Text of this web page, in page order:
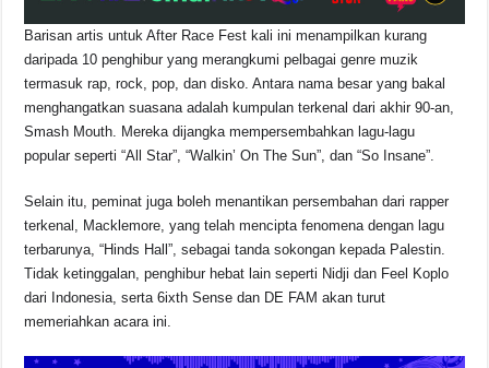
Barisan artis untuk After Race Fest kali ini menampilkan kurang
daripada 10 penghibur yang merangkumi pelbagai genre muzik
termasuk rap, rock, pop, dan disko. Antara nama besar yang bakal
menghangatkan suasana adalah kumpulan terkenal dari akhir 90-an,
Smash Mouth. Mereka dijangka mempersembahkan lagu-lagu
popular seperti “All Star”, “Walkin’ On The Sun”, dan “So Insane”.
Selain itu, peminat juga boleh menantikan persembahan dari rapper
terkenal, Macklemore, yang telah mencipta fenomena dengan lagu
terbarunya, “Hinds Hall”, sebagai tanda sokongan kepada Palestin.
Tidak ketinggalan, penghibur hebat lain seperti Nidji dan Feel Koplo
dari Indonesia, serta 6ixth Sense dan DE FAM akan turut
memeriahkan acara ini.